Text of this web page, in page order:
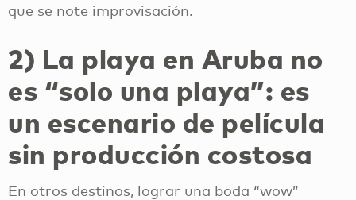
que se note improvisación.
2) La playa en Aruba no
es “solo una playa”: es
un escenario de película
sin producción costosa
En otros destinos, lograr una boda “wow”